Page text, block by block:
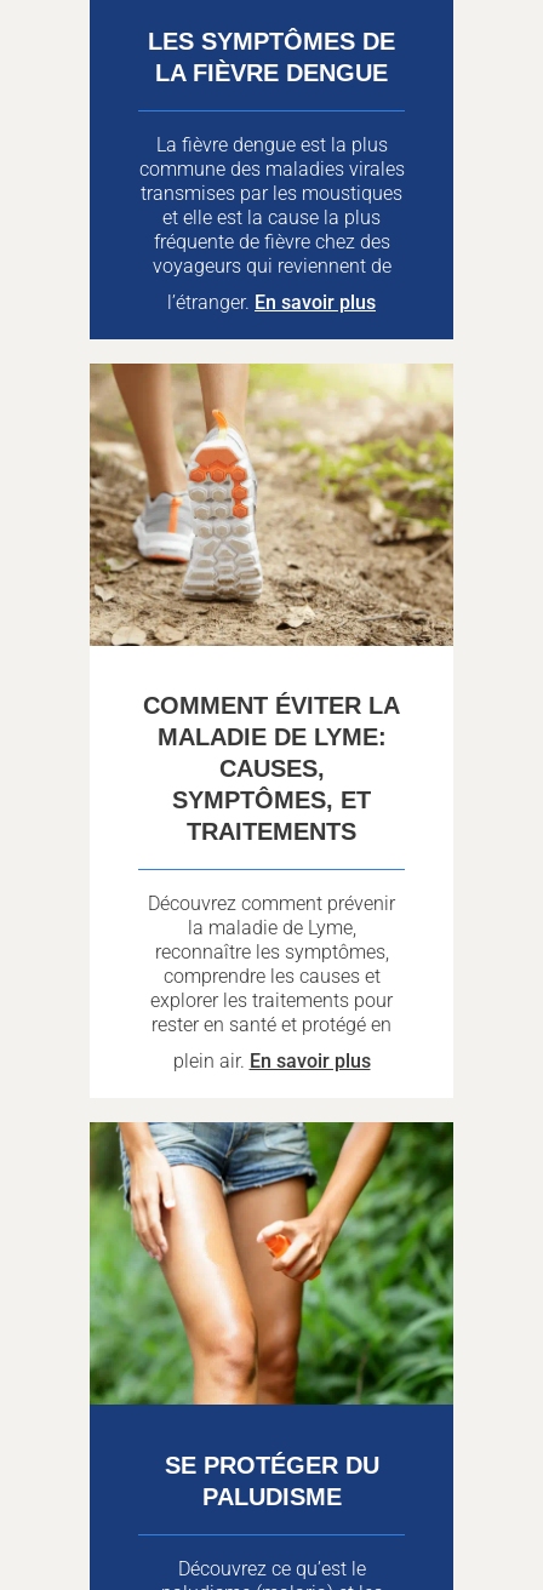
LES SYMPTÔMES DE
LA FIÈVRE DENGUE
La fièvre dengue est la plus
commune des maladies virales
transmises par les moustiques
et elle est la cause la plus
fréquente de fièvre chez des
voyageurs qui reviennent de
l’étranger. En savoir plus
COMMENT ÉVITER LA
MALADIE DE LYME:
CAUSES,
SYMPTÔMES, ET
TRAITEMENTS
Découvrez comment prévenir
la maladie de Lyme,
reconnaître les symptômes,
comprendre les causes et
explorer les traitements pour
rester en santé et protégé en
plein air. En savoir plus
SE PROTÉGER DU
PALUDISME
Découvrez ce qu’est le